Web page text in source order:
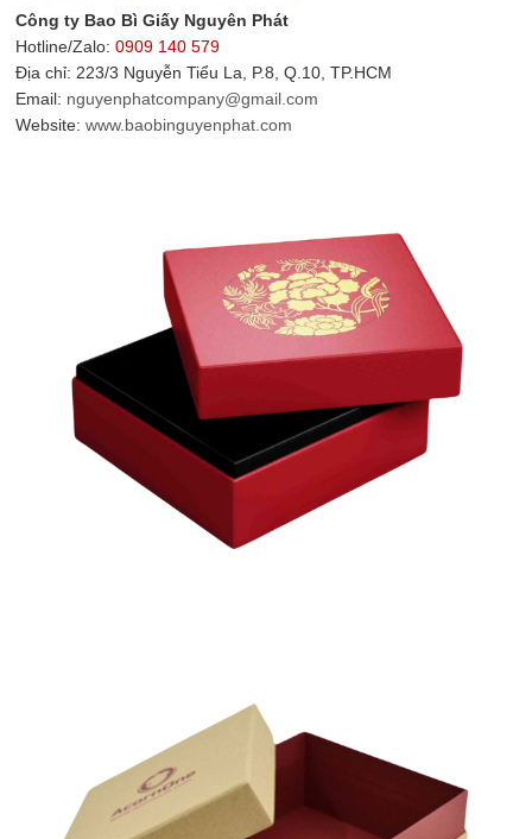
Công ty Bao Bì Giấy Nguyên Phát
Hotline/Zalo: 0909 140 579
Địa chỉ: 223/3 Nguyễn Tiểu La, P.8, Q.10, TP.HCM
Email: nguyenphatcompany@gmail.com
Website: www.baobinguyenphat.com